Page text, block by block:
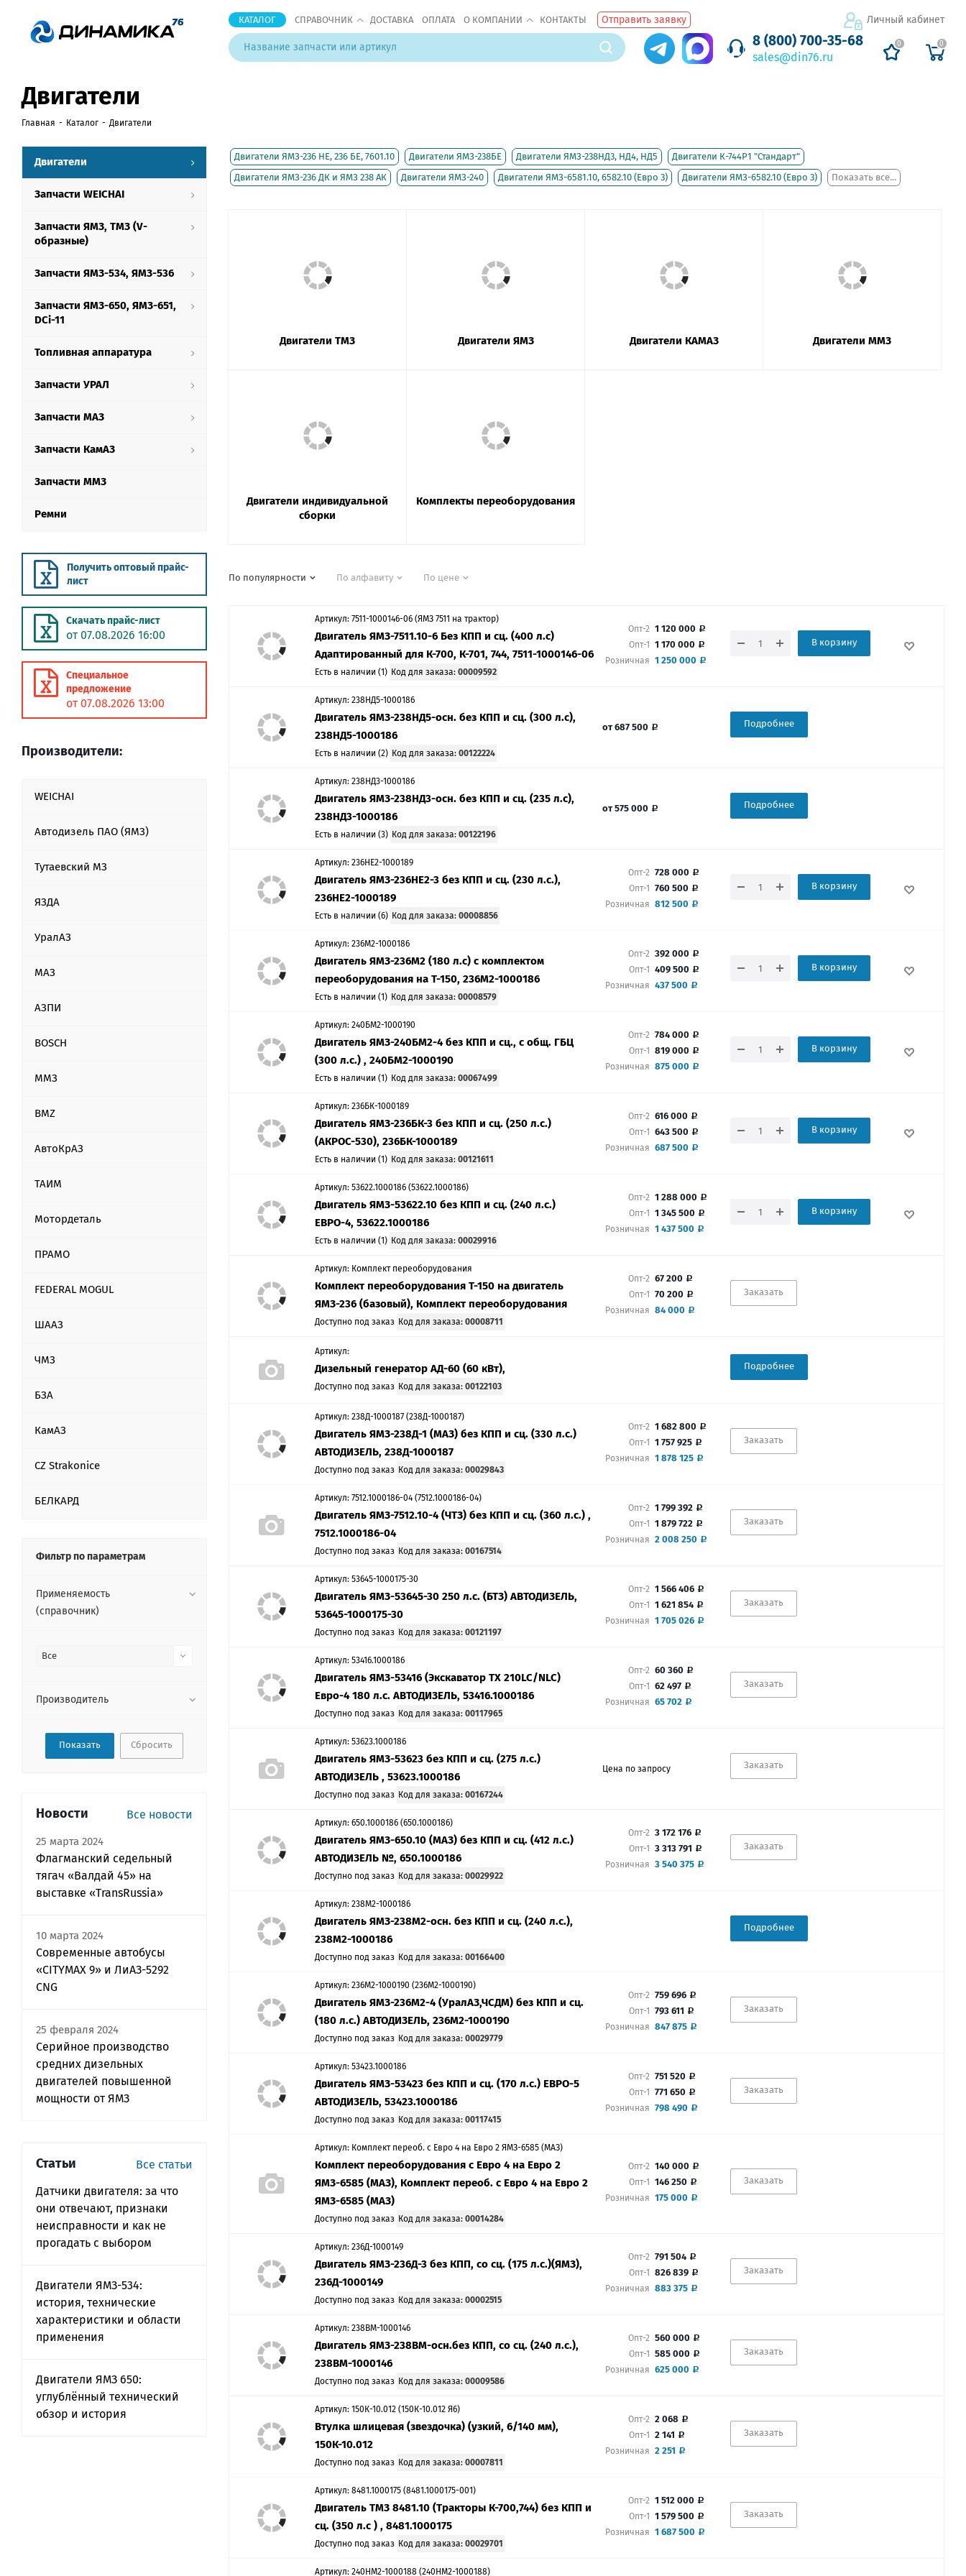
КАТАЛОГ СПРАВОЧНИК ДОСТАВКА ОПЛАТА О КОМПАНИИ КОНТАКТЫ Отправить заявку Личный кабинет
8 (800) 700-35-68
sales@din76.ru
0 0
Двигатели
Главная - Каталог - Двигатели
Двигатели ЯМЗ-236 НЕ, 236 БЕ, 7601.10 Двигатели ЯМЗ-238БЕ Двигатели ЯМЗ-238НД3, НД4, НД5
Двигатели К-744Р1 "Стандарт"
Двигатели ЯМЗ-236 ДК и ЯМЗ 238 АК
Двигатели ЯМЗ-240 Двигатели ЯМЗ-6581.10, 6582.10 (Евро 3) Двигатели ЯМЗ-6582.10 (Евро 3) Показать все...
Двигатели ТМЗ Двигатели ЯМЗ Двигатели КАМАЗ Двигатели ММЗ
Двигатели индивидуальной
сборки
Комплекты переоборудования
По популярности По алфавиту По цене
Артикул: 7511-1000146-06 (ЯМЗ 7511 на трактор)
Двигатель ЯМЗ-7511.10-6 Без КПП и сц. (400 л.с)
Адаптированный для К-700, К-701, 744, 7511-1000146-06
Есть в наличии (1) Код для заказа: 00009592
Опт-2 1 120 000
Опт-1 1 170 000
Розничная 1 250 000
В корзину
Артикул: 238НД5-1000186
Двигатель ЯМЗ-238НД5-осн. без КПП и сц. (300 л.с),
238НД5-1000186
Есть в наличии (2) Код для заказа: 00122224
от687 500 Подробнее
Артикул: 238НД3-1000186
Двигатель ЯМЗ-238НД3-осн. без КПП и сц. (235 л.с),
238НД3-1000186
Есть в наличии (3) Код для заказа: 00122196
от575 000 Подробнее
Артикул: 236НЕ2-1000189
Двигатель ЯМЗ-236НЕ2-3 без КПП и сц. (230 л.с.),
236НЕ2-1000189
Есть в наличии (6) Код для заказа: 00008856
Опт-2 728 000
Опт-1 760 500
Розничная 812 500
В корзину
Артикул: 236М2-1000186
Двигатель ЯМЗ-236М2 (180 л.с) с комплектом
переоборудования на Т-150, 236М2-1000186
Есть в наличии (1) Код для заказа: 00008579
Опт-2 392 000
Опт-1 409 500
Розничная 437 500
В корзину
Артикул: 240БМ2-1000190
Двигатель ЯМЗ-240БМ2-4 без КПП и сц., с общ. ГБЦ
(300 л.с.) , 240БМ2-1000190
Есть в наличии (1) Код для заказа: 00067499
Опт-2 784 000
Опт-1 819 000
Розничная 875 000
В корзину
Артикул: 236БК-1000189
Двигатель ЯМЗ-236БК-3 без КПП и сц. (250 л.с.)
(АКРОС-530), 236БК-1000189
Есть в наличии (1) Код для заказа: 00121611
Опт-2 616 000
Опт-1 643 500
Розничная 687 500
В корзину
Артикул: 53622.1000186 (53622.1000186)
Двигатель ЯМЗ-53622.10 без КПП и сц. (240 л.с.)
ЕВРО-4, 53622.1000186
Есть в наличии (1) Код для заказа: 00029916
Опт-2 1 288 000
Опт-1 1 345 500
Розничная 1 437 500
В корзину
Артикул: Комплект переоборудования
Комплект переоборудования Т-150 на двигатель
ЯМЗ-236 (базовый), Комплект переоборудования
Доступно под заказ Код для заказа: 00008711
Опт-2 67 200
Опт-1 70 200
Розничная 84 000
Заказать
Артикул:
Дизельный генератор АД-60 (60 кВт),
Доступно под заказ Код для заказа: 00122103
Подробнее
Артикул: 238Д-1000187 (238Д-1000187)
Двигатель ЯМЗ-238Д-1 (МАЗ) без КПП и сц. (330 л.с.)
АВТОДИЗЕЛЬ, 238Д-1000187
Доступно под заказ Код для заказа: 00029843
Опт-2 1 682 800
Опт-1 1 757 925
Розничная 1 878 125
Заказать
Артикул: 7512.1000186-04 (7512.1000186-04)
Двигатель ЯМЗ-7512.10-4 (ЧТЗ) без КПП и сц. (360 л.с.) ,
7512.1000186-04
Доступно под заказ Код для заказа: 00167514
Опт-2 1 799 392
Опт-1 1 879 722
Розничная 2 008 250
Заказать
Артикул: 53645-1000175-30
Двигатель ЯМЗ-53645-30 250 л.с. (БТЗ) АВТОДИЗЕЛЬ,
53645-1000175-30
Доступно под заказ Код для заказа: 00121197
Опт-2 1 566 406
Опт-1 1 621 854
Розничная 1 705 026
Заказать
Артикул: 53416.1000186
Двигатель ЯМЗ-53416 (Экскаватор TX 210LC/NLC)
Евро-4 180 л.с. АВТОДИЗЕЛЬ, 53416.1000186
Доступно под заказ Код для заказа: 00117965
Опт-2 60 360
Опт-1 62 497
Розничная 65 702
Заказать
Артикул: 53623.1000186
Двигатель ЯМЗ-53623 без КПП и сц. (275 л.с.)
АВТОДИЗЕЛЬ , 53623.1000186
Доступно под заказ Код для заказа: 00167244
Цена по запросу Заказать
Артикул: 650.1000186 (650.1000186)
Двигатель ЯМЗ-650.10 (МАЗ) без КПП и сц. (412 л.с.)
АВТОДИЗЕЛЬ №, 650.1000186
Доступно под заказ Код для заказа: 00029922
Опт-2 3 172 176
Опт-1 3 313 791
Розничная 3 540 375
Заказать
Артикул: 238М2-1000186
Двигатель ЯМЗ-238М2-осн. без КПП и сц. (240 л.с.),
238М2-1000186
Доступно под заказ Код для заказа: 00166400
Подробнее
Артикул: 236М2-1000190 (236М2-1000190)
Двигатель ЯМЗ-236М2-4 (УралАЗ,ЧСДМ) без КПП и сц.
(180 л.с.) АВТОДИЗЕЛЬ, 236М2-1000190
Доступно под заказ Код для заказа: 00029779
Опт-2 759 696
Опт-1 793 611
Розничная 847 875
Заказать
Артикул: 53423.1000186
Двигатель ЯМЗ-53423 без КПП и сц. (170 л.с.) ЕВРО-5
АВТОДИЗЕЛЬ, 53423.1000186
Доступно под заказ Код для заказа: 00117415
Опт-2 751 520
Опт-1 771 650
Розничная 798 490
Заказать
Артикул: Комплект переоб. с Евро 4 на Евро 2 ЯМЗ-6585 (МАЗ)
Комплект переоборудования с Евро 4 на Евро 2
ЯМЗ-6585 (МАЗ), Комплект переоб. с Евро 4 на Евро 2
ЯМЗ-6585 (МАЗ)
Доступно под заказ Код для заказа: 00014284
Опт-2 140 000
Опт-1 146 250
Розничная 175 000
Заказать
Артикул: 236Д-1000149
Двигатель ЯМЗ-236Д-3 без КПП, со сц. (175 л.с.)(ЯМЗ),
236Д-1000149
Доступно под заказ Код для заказа: 00002515
Опт-2 791 504
Опт-1 826 839
Розничная 883 375
Заказать
Артикул: 238ВМ-1000146
Двигатель ЯМЗ-238ВМ-осн.без КПП, со сц. (240 л.с.),
238ВМ-1000146
Доступно под заказ Код для заказа: 00009586
Опт-2 560 000
Опт-1 585 000
Розничная 625 000
Заказать
Артикул: 150К-10.012 (150К-10.012 Я6)
Втулка шлицевая (звездочка) (узкий, 6/140 мм),
150К-10.012
Доступно под заказ Код для заказа: 00007811
Опт-2 2 068
Опт-1 2 141
Розничная 2 251
Заказать
Артикул: 8481.1000175 (8481.1000175-001)
Двигатель ТМЗ 8481.10 (Тракторы К-700,744) без КПП и
сц. (350 л.с ) , 8481.1000175
Доступно под заказ Код для заказа: 00029701
Опт-2 1 512 000
Опт-1 1 579 500
Розничная 1 687 500
Заказать
Артикул: 240НМ2-1000188 (240НМ2-1000188)
Двигатели
Запчасти WEICHAI
Запчасти ЯМЗ, ТМЗ (V-
образные)
Запчасти ЯМЗ-534, ЯМЗ-536
Запчасти ЯМЗ-650, ЯМЗ-651,
DCi-11
Топливная аппаратура
Запчасти УРАЛ
Запчасти МАЗ
Запчасти КамАЗ
Запчасти ММЗ
Ремни
Получить оптовый прайс-
лист
Скачать прайс-лист
от 07.08.2026 16:00
Специальное
предложение
от 07.08.2026 13:00
Производители:
WEICHAI
Автодизель ПАО (ЯМЗ)
Тутаевский МЗ
ЯЗДА
УралАЗ
МАЗ
АЗПИ
BOSCH
ММЗ
BMZ
АвтоКрАЗ
ТАИМ
Мотордеталь
ПРАМО
FEDERAL MOGUL
ШААЗ
ЧМЗ
БЗА
КамАЗ
CZ Strakonice
БЕЛКАРД
Фильтр по параметрам
Применяемость
(справочник)
Все
Производитель
Сбросить
Новости Все новости
25 марта 2024
Флагманский седельный
тягач «Валдай 45» на
выставке «TransRussia»
10 марта 2024
Современные автобусы
«CITYMAX 9» и ЛиАЗ-5292
CNG
25 февраля 2024
Серийное производство
средних дизельных
двигателей повышенной
мощности от ЯМЗ
Статьи
Все статьи
Датчики двигателя: за что
они отвечают, признаки
неисправности и как не
прогадать с выбором
Двигатели ЯМЗ-534:
история, технические
характеристики и области
применения
Двигатели ЯМЗ 650:
углублённый технический
обзор и история